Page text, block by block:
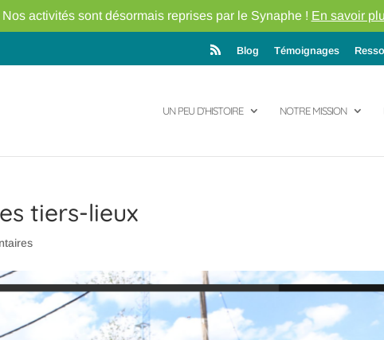
Nos activités sont désormais reprises par le Synaphe ! En savoir
Blog Témoignages
UN PEU D’HISTOIRE NOTRE MISSION
tiers-lieux